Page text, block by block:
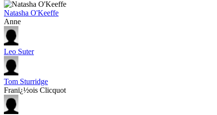
Natasha O'Keeffe
Anne
Leo Suter
Tom Sturridge
Franï¿½ois Clicquot